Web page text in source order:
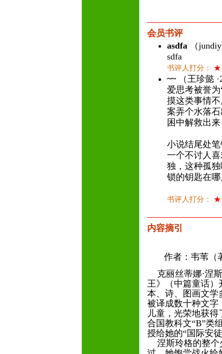
会员书评
asdfa （
sdfa
书评人打分：
~~（王珍懿
爱思考被誉
摸这类事情
案弄个水落
困中解救出
小说结尾处
一个不讨人
独，这种孤
锁的钥匙在
书评人打分：
内容摘引
作者：韦苇（
克丽丝蒂娜·涅
王》（中篇童话）
本、诗、图画文学
被译成数十种文字
儿童，光荣地获
合国教科文“B”类
授给她的“国际安
涅斯玲格的整个